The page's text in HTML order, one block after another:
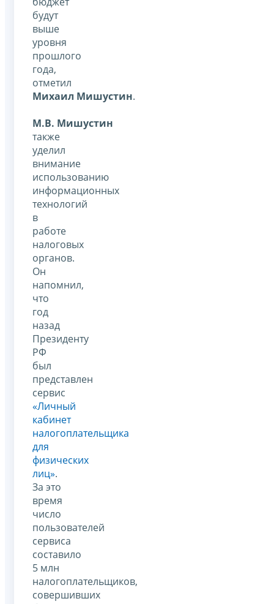
будут
выше
уровня
прошлого
года,
отметил
Михаил Мишустин.
М.В. Мишустин
также
уделил
внимание
использованию
информационных
технологий
в
работе
налоговых
органов.
Он
напомнил,
что
год
назад
Президенту
РФ
был
представлен
сервис
«Личный
кабинет
налогоплательщика
для
физических
лиц».
За это
время
число
пользователей
сервиса
составило
5 млн
налогоплательщиков,
совершивших